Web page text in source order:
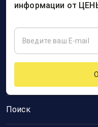
Поиск
информации от